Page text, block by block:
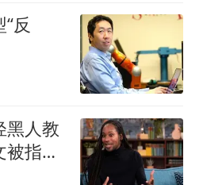
反
黑人教
指抄